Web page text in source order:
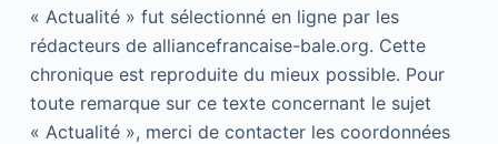
« Actualité » fut sélectionné en ligne par les
rédacteurs de alliancefrancaise-bale.org. Cette
chronique est reproduite du mieux possible. Pour
toute remarque sur ce texte concernant le sujet
« Actualité », merci de contacter les coordonnées